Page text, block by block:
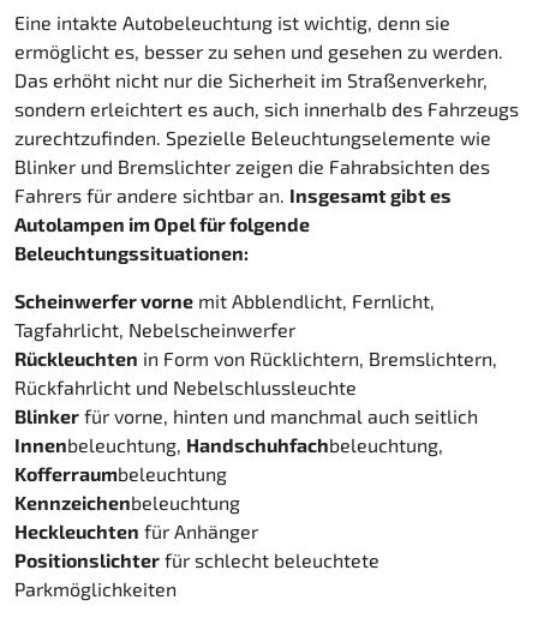
Eine intakte Autobeleuchtung ist wichtig, denn sie
ermöglicht es, besser zu sehen und gesehen zu werden.
Das erhöht nicht nur die Sicherheit im Straßenverkehr,
sondern erleichtert es auch, sich innerhalb des Fahrzeugs
zurechtzufinden. Spezielle Beleuchtungselemente wie
Blinker und Bremslichter zeigen die Fahrabsichten des
Fahrers für andere sichtbar an. Insgesamt gibt es
Autolampen im Opel für folgende
Beleuchtungssituationen:
Scheinwerfer vorne mit Abblendlicht, Fernlicht,
Tagfahrlicht, Nebelscheinwerfer
Rückleuchten in Form von Rücklichtern, Bremslichtern,
Rückfahrlicht und Nebelschlussleuchte
Blinker für vorne, hinten und manchmal auch seitlich
Innenbeleuchtung, Handschuhfachbeleuchtung,
Kofferraumbeleuchtung
Kennzeichenbeleuchtung
Heckleuchten für Anhänger
Positionslichter für schlecht beleuchtete
Parkmöglichkeiten